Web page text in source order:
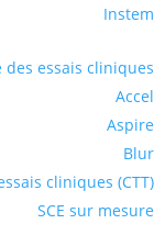
Instem
essais cliniques
Accel
Aspire
Blur
cliniques (CTT)
SCE sur mesure